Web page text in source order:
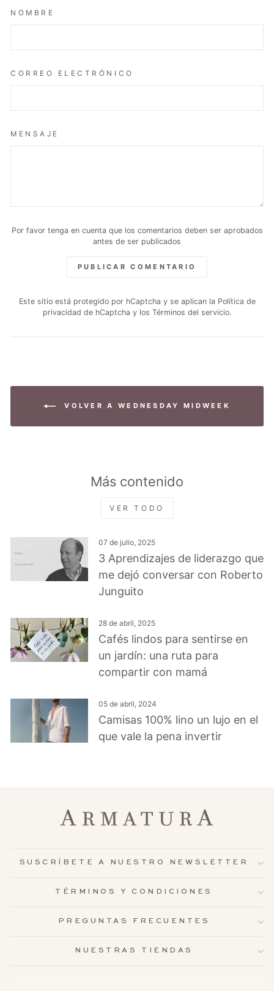
NOMBRE
CORREO ELECTRÓNICO
MENSAJE
Por favor tenga en cuenta que los comentarios deben ser aprobados
antes de ser publicados
PUBLICAR COMENTARIO
Este sitio está protegido por hCaptcha y se aplican la Política de
privacidad de hCaptcha y los Términos del servicio.
VOLVER A WEDNESDAY MIDWEEK
Más contenido
VER TODO
07 de julio, 2025
3 Aprendizajes de liderazgo que
me dejó conversar con Roberto
Junguito
28 de abril, 2025
Cafés lindos para sentirse en
un jardín: una ruta para
compartir con mamá
05 de abril, 2024
Camisas 100% lino un lujo en el
que vale la pena invertir
SUSCRÍBETE A NUESTRO NEWSLETTER
TÉRMINOS Y CONDICIONES
PREGUNTAS FRECUENTES
NUESTRAS TIENDAS